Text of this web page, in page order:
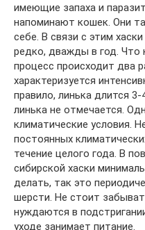
имеющие запаха и
напоминают кошек. Они
себе. В связи с этим
редко, дважды в год. Что
процесс происходит два
характеризуется
правило, линька длится
линька не отмечается.
климатические условия.
постоянных
течение целого года. В
сибирской хаски
делать, так это
шерсти. Не стоит
нуждаются в
уходе занимает питание.